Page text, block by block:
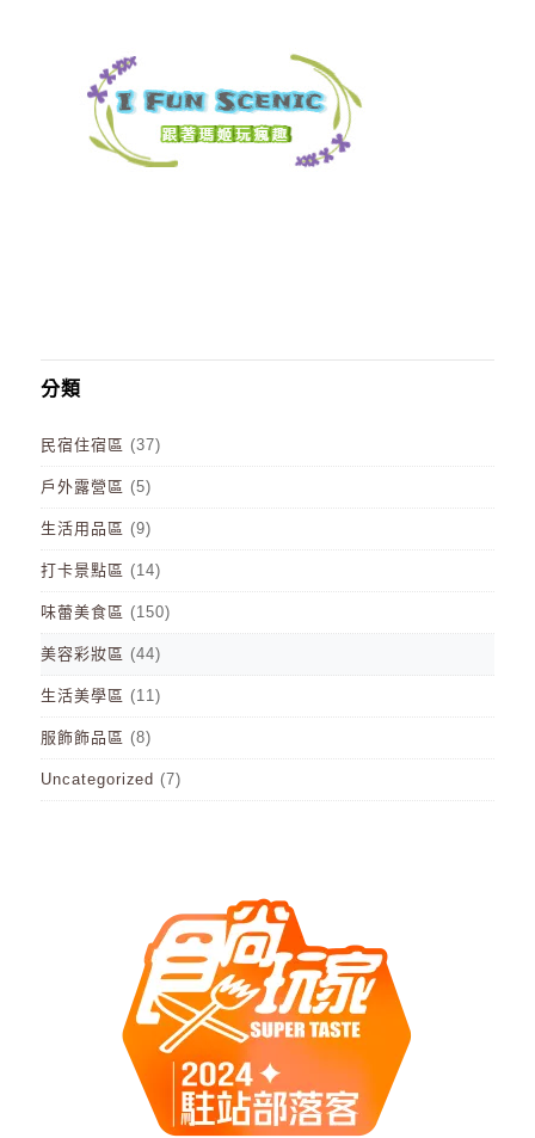
分類
民宿住宿區 (37)
戶外露營區 (5)
生活用品區 (9)
打卡景點區 (14)
味蕾美食區 (150)
美容彩妝區 (44)
生活美學區 (11)
服飾飾品區 (8)
Uncategorized (7)